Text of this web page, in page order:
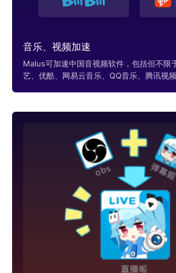
音乐、视频加速
Malus可加速中国音视频软件，包括但不限
艺、优酷、网易云音乐、QQ音乐、腾讯视